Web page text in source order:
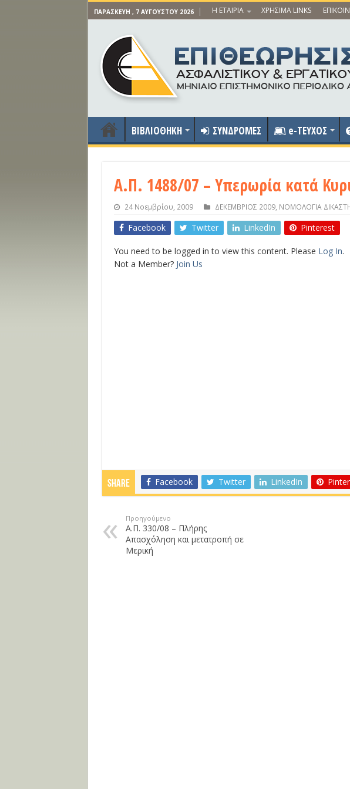
ΠΑΡΑΣΚΕΥΉ , 7 ΑΥΓΟΎΣΤΟΥ 2026 Η ΕΤΑΙΡΙΑ ΧΡΗΣΙΜΑ LINKS
ΒΙΒΛΙΟΘΗΚΗ ΣΥΝΔΡΟΜΕΣ e-ΤΕΥΧΟΣ
Α.Π. 1488/07 – Υπερωρία κατά
24 Νοεμβρίου, 2009 ΔΕΚΕΜΒΡΙΟΣ 2009, ΝΟΜΟΛΟΓΙΑ
Facebook Twitter LinkedIn Pinterest
You need to be logged in to view this content. Please Log In.
Not a Member? Join Us
Share Facebook Twitter LinkedIn
Προηγούμενο
Α.Π. 330/08 – Πλήρης
Απασχόληση και μετατροπή σε
Μερική